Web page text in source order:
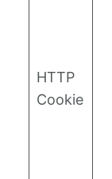
HTTP
Cookie